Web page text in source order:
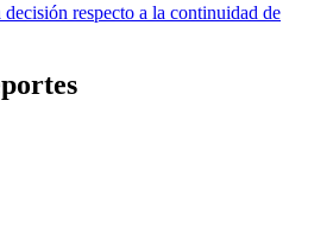
respecto a la continuidad de